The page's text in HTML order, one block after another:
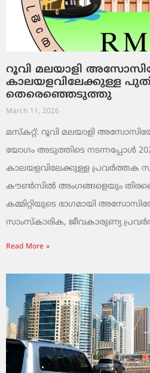
റൂവി മലയാളി
കാലയളവിലേക്കുള്ള
തെരെഞ്ഞെടുത്തു
March 11, 2026
മസ്കറ്റ്: റൂവി മലയാളി
യോഗം അടുത്തിടെ നടന്നപ്പോൾ
കാലയളവിലേക്കുള്ള പ്രവർത്തക
കൗൺസിൽ അംഗങ്ങളെയും
കമ്മിറ്റിയുടെ ഭാഗമായി
സാംസ്‌കാരിക, ജീവകാരുണ്യ
Read More »